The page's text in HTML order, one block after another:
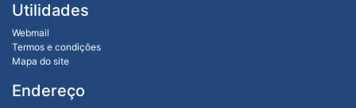
Utilidades
Webmail
Termos e condições
Mapa do site
Endereço